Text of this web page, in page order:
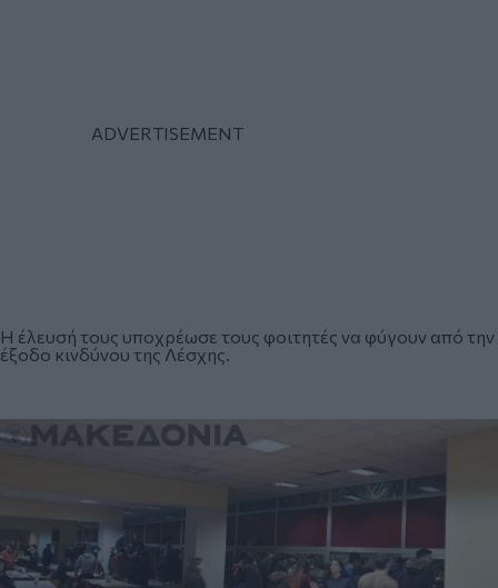
Η έλευσή τους υποχρέωσε τους φοιτητές να φύγουν από την
έξοδο κινδύνου της Λέσχης.